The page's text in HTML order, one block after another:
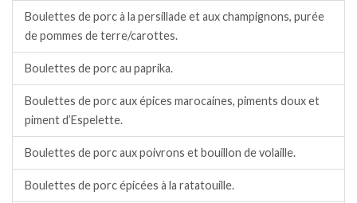
Boulettes de porc à la persillade et aux champignons, purée
de pommes de terre/carottes.
Boulettes de porc au paprika.
Boulettes de porc aux épices marocaines, piments doux et
piment d’Espelette.
Boulettes de porc aux poivrons et bouillon de volaille.
Boulettes de porc épicées à la ratatouille.